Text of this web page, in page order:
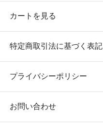
カートを見る
特定商取引法に基づく表記
プライバシーポリシー
お問い合わせ